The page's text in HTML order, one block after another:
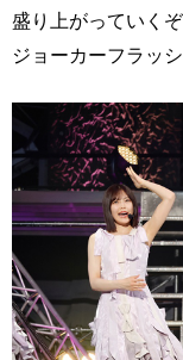
盛り上がっていく
ジョーカーフラッ